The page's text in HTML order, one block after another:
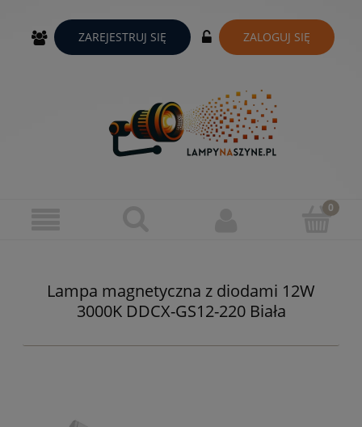
ZAREJESTRUJ SIĘ ZALOGUJ SIĘ
Lampa magnetyczna z diodami 12W
3000K DDCX-GS12-220 Biała